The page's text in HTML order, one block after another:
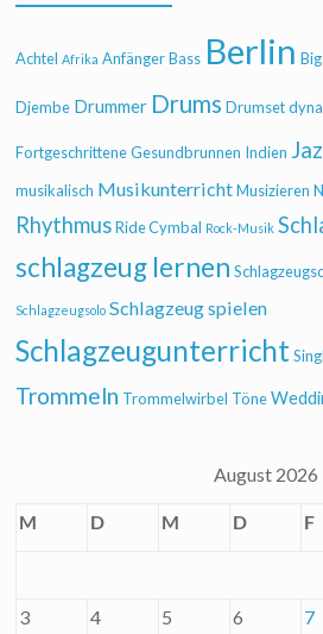
Achtel Afrika Anfänger Bass Berlin
Djembe Drummer Drums Drumset
Fortgeschrittene Gesundbrunnen Indien
musikalisch Musikunterricht Musizieren
Rhythmus Ride Cymbal Rock-Musik
schlagzeug lernen
Schlagzeugsolo Schlagzeug spielen
Schlagzeugunterricht
Trommeln Trommelwirbel Töne
August 2026
M D M D F
3 4 5 6 7